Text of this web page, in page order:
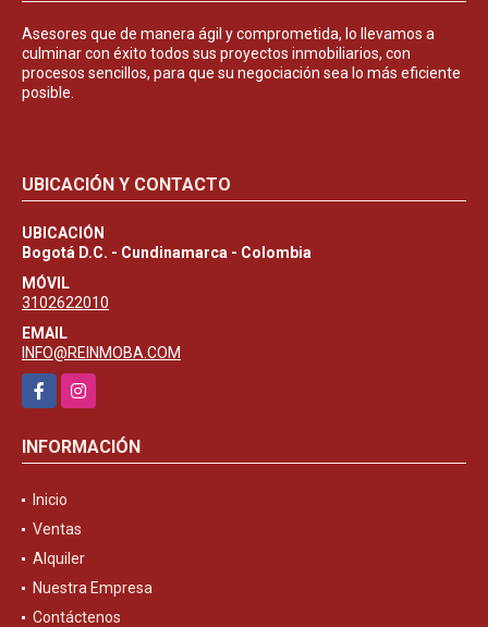
Asesores que de manera ágil y comprometida, lo llevamos a
culminar con éxito todos sus proyectos inmobiliarios, con
procesos sencillos, para que su negociación sea lo más eficiente
posible.
UBICACIÓN Y CONTACTO
UBICACIÓN
Bogotá D.C. - Cundinamarca - Colombia
MÓVIL
3102622010
EMAIL
INFO@REINMOBA.COM
FacebookInstagram
INFORMACIÓN
Inicio
Ventas
Alquiler
Nuestra Empresa
Contáctenos